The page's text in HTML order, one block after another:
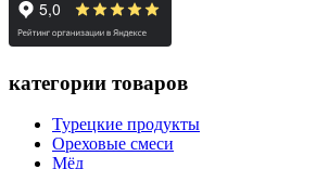
категории товаров
Турецкие продукты
Ореховые смеси
Мёд